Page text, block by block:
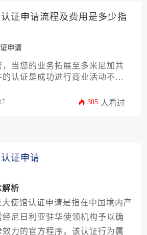
合作与项目推进奠定坚实的法律
证申请流程及费用是多少指
申请
当您的业务拓展至多米尼加共
认证是成功进行商业活动不可
详尽指南，系统性地解析从文件
将结合实用技巧与专业见解，助
305 人看过
证申请
解析
馆认证申请是指在中国境内产
尼日利亚驻华使领机构予以确
力的官方程序。该认证行为属